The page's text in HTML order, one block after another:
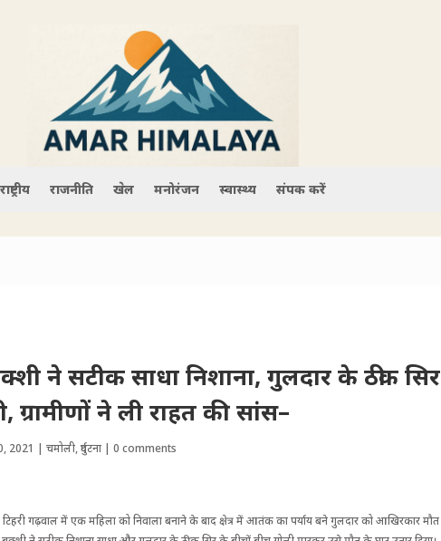
राष्ट्रीय राजनीति खेल मनोरंजन स्वास्थ्य संपर्क करें
ने सटीक साधा निशाना, गुलदार के ठीक सिर
ग्रामीणों ने ली राहत की सांस–
2021 |चमोली,दुर्घटना |0 comments
टिहरी गढ़वाल में एक महिला को निवाला बनाने के बाद क्षेत्र में आतंक का पर्याय बने गुलदार को आखिरकार मौत